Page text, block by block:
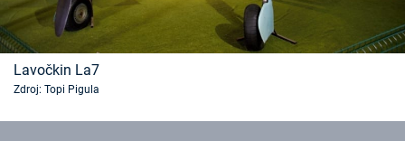
Lavočkin La7
Zdroj: Topi Pigula